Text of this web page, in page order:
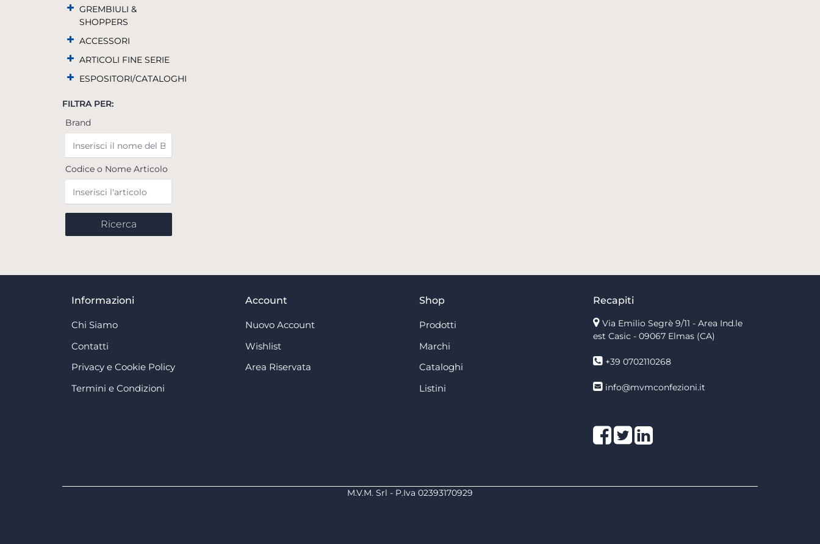
GREMBIULI &
SHOPPERS
ACCESSORI
ARTICOLI FINE SERIE
ESPOSITORI/CATALOGHI
FILTRA PER:
Brand
Codice o Nome Articolo
Informazioni
Chi Siamo
Contatti
Privacy e Cookie Policy
Termini e Condizioni
Account
Nuovo Account
Wishlist
Area Riservata
Shop
Prodotti
Marchi
Cataloghi
Listini
Recapiti
Via Emilio Segrè 9/11 - Area Ind.le
est Casic - 09067 Elmas (CA)
+39 0702110268
info@mvmconfezioni.it
Facebook
TwitterLinkedIn
M.V.M. Srl - P.Iva 02393170929